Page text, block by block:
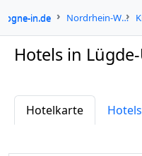
in.de Nordrhein-Westfalen
Hotels in
Hotelkarte